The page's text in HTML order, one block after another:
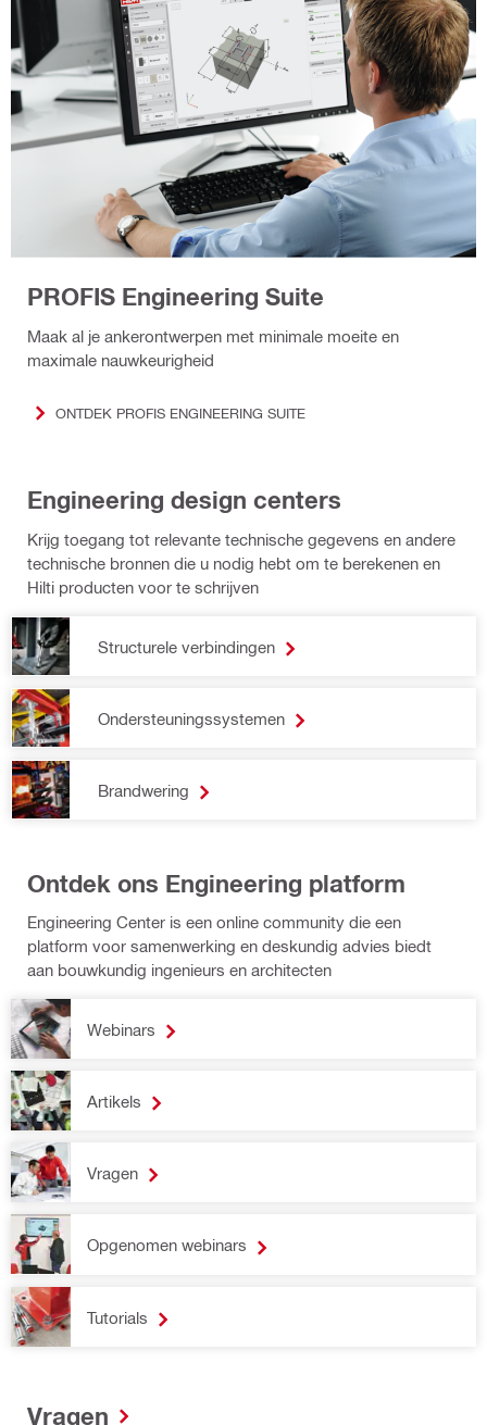
PROFIS Engineering Suite
Maak al je ankerontwerpen met minimale moeite en
maximale nauwkeurigheid
ONTDEK PROFIS ENGINEERING SUITE
Engineering design centers
Krijg toegang tot relevante technische gegevens en andere
technische bronnen die u nodig hebt om te berekenen en
Hilti producten voor te schrijven
Structurele verbindingen
Ondersteuningssystemen
Brandwering
Ontdek ons Engineering platform
Engineering Center is een online community die een
platform voor samenwerking en deskundig advies biedt
aan bouwkundig ingenieurs en architecten
Webinars
Artikels
Vragen
Opgenomen webinars
Tutorials
Vragen